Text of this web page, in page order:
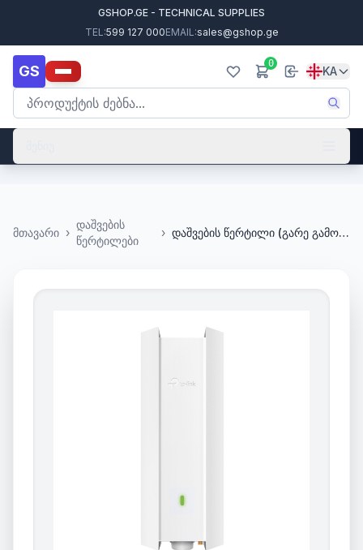
GSHOP.GE - TECHNICAL SUPPLIES
TEL:599 127 000EMAIL:sales@gshop.ge
GS 0
KA
მთავარი ›
დაშვების
წერტილები
› დაშვების წერტილი (გარე გამოყენების) EAP610-Outdoor, AX1800, WiFi 6 Access Point